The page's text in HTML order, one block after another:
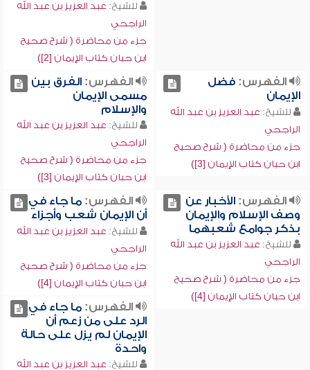
للشيخ: عبد العزيز بن عبد الله
الراجحي
جزء من محاضرة ( شرح صحيح
ابن حبان كتاب الإيمان [2])
الفهرس:فضل
الإيمان
للشيخ: عبد العزيز بن عبد الله
الراجحي
جزء من محاضرة ( شرح صحيح
ابن حبان كتاب الإيمان [3])
الفهرس:الفرق بين
مسمى الإيمان
والإسلام
للشيخ: عبد العزيز بن عبد الله
الراجحي
جزء من محاضرة ( شرح صحيح
ابن حبان كتاب الإيمان [3])
الفهرس:الأخبار عن
وصف الإسلام والإيمان
بذكر جوامع شعبهما
للشيخ: عبد العزيز بن عبد الله
الراجحي
جزء من محاضرة ( شرح صحيح
ابن حبان كتاب الإيمان [4])
الفهرس:ما جاء في
أن الإيمان شعب وأجزاء
للشيخ: عبد العزيز بن عبد الله
الراجحي
جزء من محاضرة ( شرح صحيح
ابن حبان كتاب الإيمان [4])
الفهرس:ما جاء في
الرد على من زعم أن
الإيمان لم يزل على حالة
واحدة
للشيخ: عبد العزيز بن عبد الله